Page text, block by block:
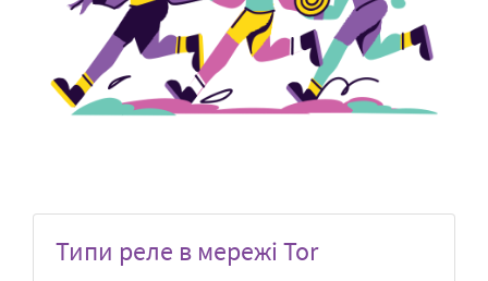
Типи реле в мережі Tor